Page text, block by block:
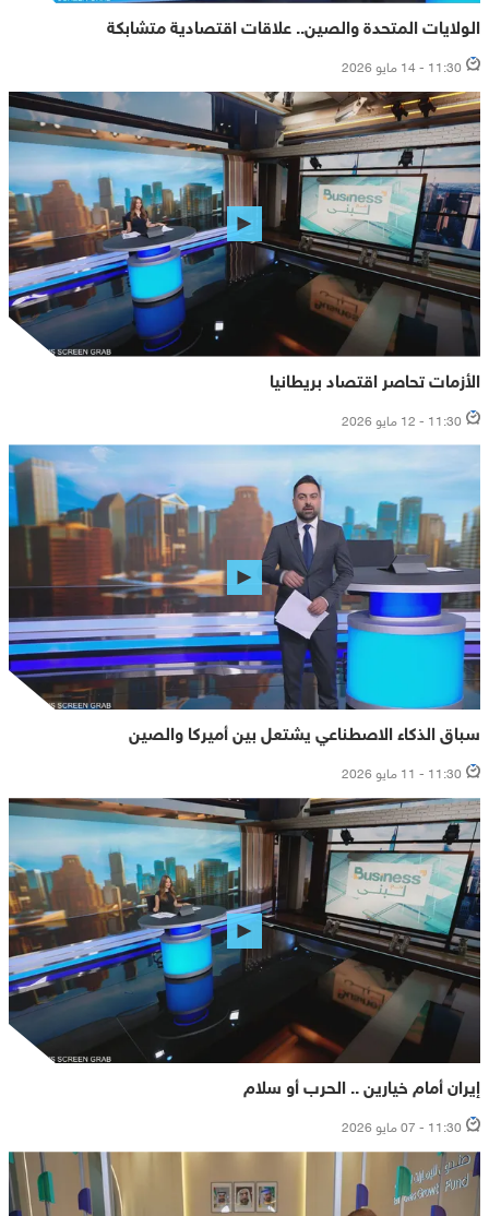
الولايات المتحدة والصين.. علاقات اقتصادية متشابكة
11:30 - 14 مايو 2026
الأزمات تحاصر اقتصاد بريطانيا
11:30 - 12 مايو 2026
سباق الذكاء الاصطناعي يشتعل بين أميركا والصين
11:30 - 11 مايو 2026
إيران أمام خيارين .. الحرب أو سلام
11:30 - 07 مايو 2026